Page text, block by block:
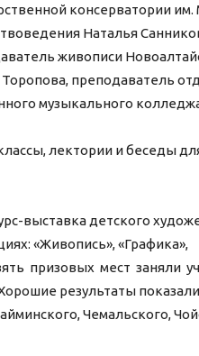
консерватории им.
Наталья
живописи
преподаватель
музыкального
лектории и беседы
выставка детского
«Живопись», «Графика»,
призовых мест заняли
результаты показали
Чемальского,